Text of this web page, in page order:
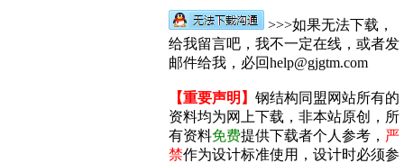
>>>如果无法下载，
给我留言吧，我不一定在线，或者发
邮件给我，必回help@gjgtm.com
【重要声明】 钢结构同盟网站所有的
资料均为网上下载，非本站原创，所
有资料免费提供下载者个人参考， 严
禁作为设计标准使用，设计时必须参